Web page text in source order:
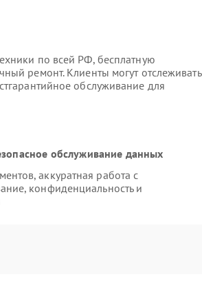
по всей РФ, бесплатную
ремонт. Клиенты могут отслеживать
обслуживание для
обслуживание данных
аккуратная работа с
конфиденциальность и